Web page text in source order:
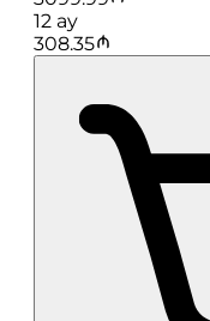
12 ay
308.35